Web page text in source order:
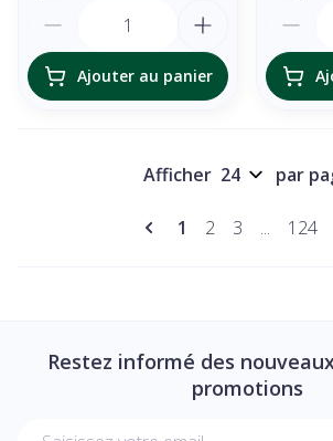
Ajouter au panier
Pages
Vous lisez
1 Page
2 Page
3 ... Page
124
Afficher par
Restez informé des
promotions